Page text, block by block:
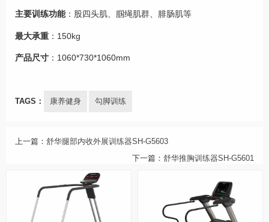
主要训练功能：股四头肌、腘绳肌群、腓肠肌等
最大承重 ：150kg
产品尺寸 ：1060*730*1060mm
TAGS： 康养健身 勾脚训练
上一篇： 舒华腿部内收外展训练器SH-G5603
下一篇： 舒华推胸训练器SH-G5601